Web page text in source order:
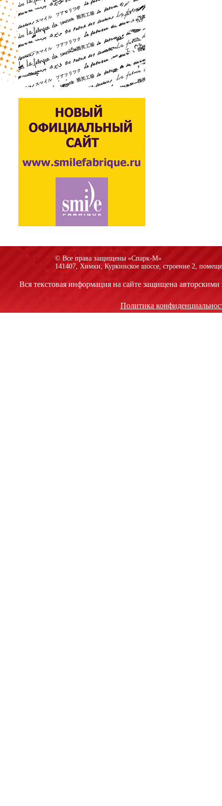
© Все права защищены «Спарк-M»
141407, Химки, Куркинское шоссе, строение 2,
Вся текстовая информация на сайте защищена
Политика